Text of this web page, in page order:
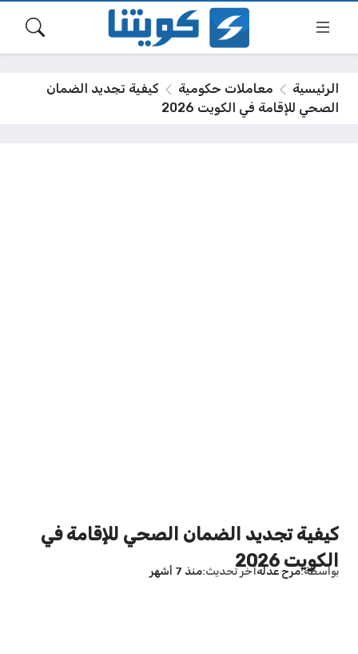
الرئيسية معاملات حكومية
كيفية تجديد الضمان
الصحي للإقامة في الكويت 2026
كيفية تجديد الضمان الصحي للإقامة في
الكويت 2026
بواسطة مرح عدلهآخر تحديث منذ 7 أشهر